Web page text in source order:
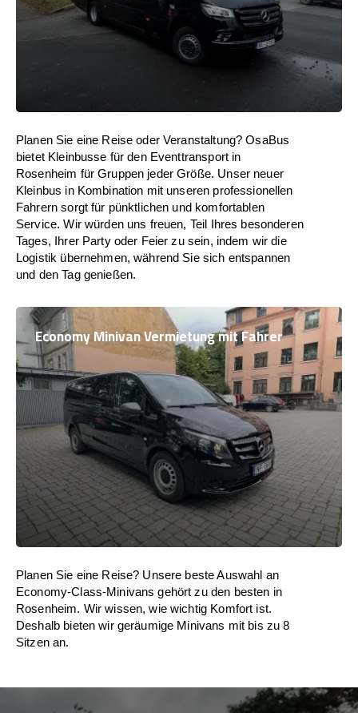
Planen Sie eine Reise oder Veranstaltung? OsaBus
bietet Kleinbusse für den Eventtransport in
Rosenheim für Gruppen jeder Größe. Unser neuer
Kleinbus in Kombination mit unseren professionellen
Fahrern sorgt für pünktlichen und komfortablen
Service. Wir würden uns freuen, Teil Ihres besonderen
Tages, Ihrer Party oder Feier zu sein, indem wir die
Logistik übernehmen, während Sie sich entspannen
und den Tag genießen.
Economy Minivan Vermietung mit Fahrer
Planen Sie eine Reise? Unsere beste Auswahl an
Economy-Class-Minivans gehört zu den besten in
Rosenheim. Wir wissen, wie wichtig Komfort ist.
Deshalb bieten wir geräumige Minivans mit bis zu 8
Sitzen an.